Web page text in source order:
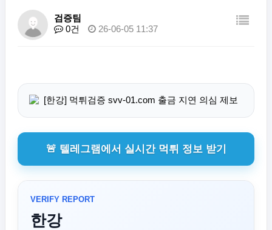
검증팀
0건
26-06-05 11:37
🚨 텔레그램에서 실시간 먹튀 정보 받기
VERIFY REPORT
한강